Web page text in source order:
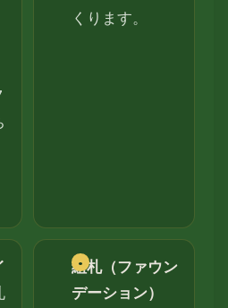
くります。
組札（ファウン
デーション）